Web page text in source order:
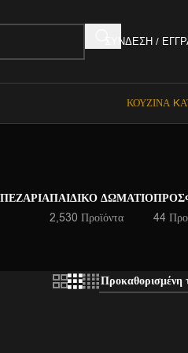
ΣΎΝΔΕΣΗ /
ΚΟΥΖΊΝΑ
ΠΑΙΔΙΚΌ ΔΩΜΆΤΙΟ
2,530 Προϊόντα 44